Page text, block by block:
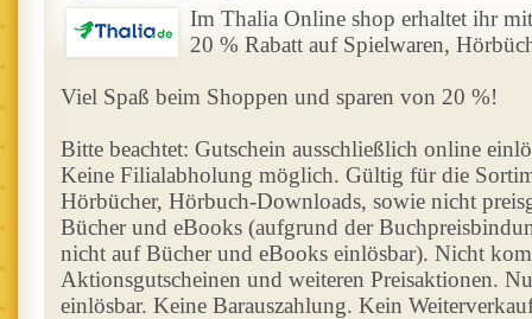
Im Thalia Online shop erhaltet ihr
20 % Rabatt auf Spielwaren,
Viel Spaß beim Shoppen und sparen von 20 %!
Bitte beachtet: Gutschein ausschließlich online
Keine Filialabholung möglich. Gültig für die
Hörbücher, Hörbuch-Downloads, sowie nicht
Bücher und eBooks (aufgrund der
nicht auf Bücher und eBooks einlösbar). Nicht
Aktionsgutscheinen und weiteren Preisaktionen.
einlösbar. Keine Barauszahlung. Kein